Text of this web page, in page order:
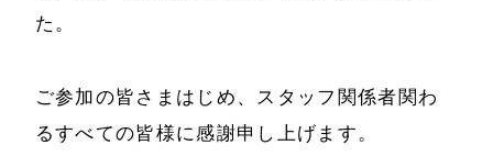
た。
ご参加の皆さまはじめ、スタッフ関係者関わ
るすべての皆様に感謝申し上げます。